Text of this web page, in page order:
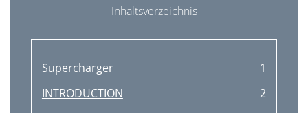
Inhaltsverzeichnis
Supercharger
1
INTRODUCTION
2